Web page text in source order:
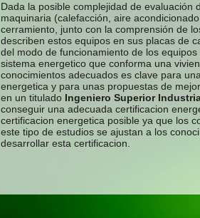
Dada la posible complejidad de evaluación
maquinaria (calefacción, aire
cerramiento, junto con la comprensión de
describen estos equipos en sus placas de
del modo de funcionamiento de los
sistema energetico que conforma una
conocimientos adecuados es clave para
energetica y para unas propuestas de
en un titulado Ingeniero Superior
conseguir una adecuada certificacion
certificacion energetica posible ya que los
este tipo de estudios se ajustan a los
desarrollar esta certificacion.